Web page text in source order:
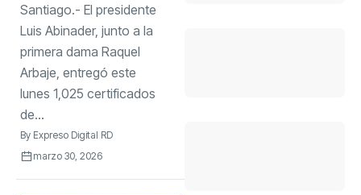
del Yaque
elevando a 7,632
los otorgados en
la provincia de
Santiago
Santiago.- El presidente
Luis Abinader, junto a la
primera dama Raquel
Arbaje, entregó este
lunes 1,025 certificados
de...
By Expreso Digital RD
marzo 30, 2026